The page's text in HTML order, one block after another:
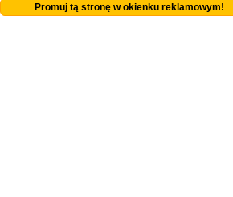
Promuj tą stronę w okienku reklamowym!